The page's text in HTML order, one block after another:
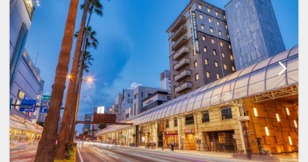
そんな方に是非おすすめの素泊まりプラ
■共通案内
チェックイン15：00
チェックアウト10：00
全室インターネット高速有線LAN無料完
備
全室Wi-Fi（1ＧＢの光回線）無料完備